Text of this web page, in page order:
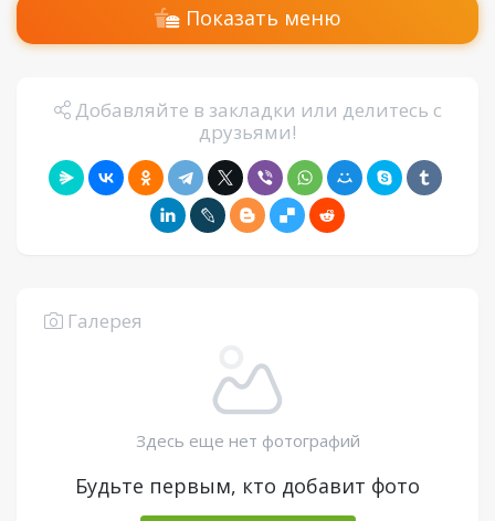
Показать меню
Добавляйте в закладки или делитесь с
друзьями!
Галерея
Здесь еще нет фотографий
Будьте первым, кто добавит фото